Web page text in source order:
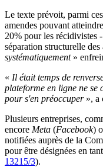
Le texte prévoit, parmi
amendes pouvant
20% pour les récidivistes
séparation structurelle
systématiquement »
« Il était temps de
plateforme en ligne ne se
pour s'en préoccuper », a
Plusieurs entreprises,
encore Meta (Facebook)
notifiées auprès de la
pour être désignées en
13215/3).